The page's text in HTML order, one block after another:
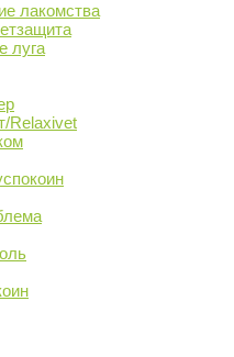
лакомства
луга
Relaxivet